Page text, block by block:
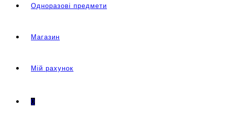
Одноразові предмети
Магазин
Мій рахунок
0